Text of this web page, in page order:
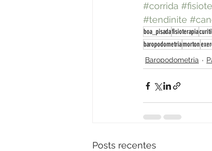
#corrida
#tendinite
boa_pisadafisioterapia
baropodometriamorton
Baropodometria
Posts recentes